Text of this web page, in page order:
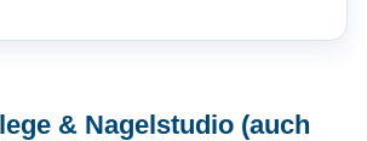
& Nagelstudio (auch